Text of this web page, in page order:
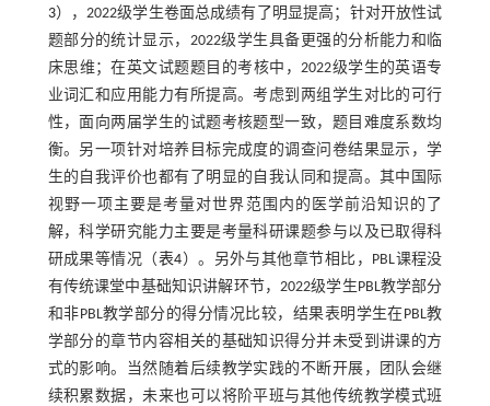
3），2022级学生卷面总成绩有了明显提高；针对开放性试
题部分的统计显示，2022级学生具备更强的分析能力和临
床思维；在英文试题题目的考核中，2022级学生的英语专
业词汇和应用能力有所提高。考虑到两组学生对比的可行
性，面向两届学生的试题考核题型一致，题目难度系数均
衡。另一项针对培养目标完成度的调查问卷结果显示，学
生的自我评价也都有了明显的自我认同和提高。其中国际
视野一项主要是考量对世界范围内的医学前沿知识的了
解，科学研究能力主要是考量科研课题参与以及已取得科
研成果等情况（表4）。另外与其他章节相比，PBL课程没
有传统课堂中基础知识讲解环节，2022级学生PBL教学部分
和非PBL教学部分的得分情况比较，结果表明学生在PBL教
学部分的章节内容相关的基础知识得分并未受到讲课的方
式的影响。当然随着后续教学实践的不断开展，团队会继
续积累数据，未来也可以将阶平班与其他传统教学模式班